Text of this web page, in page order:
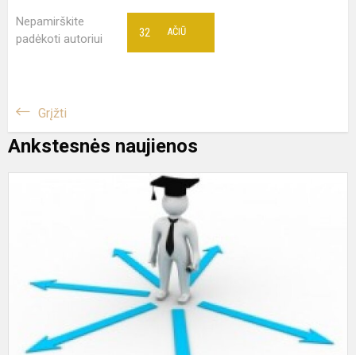
Nepamirškite
padėkoti autoriui
AČIŪ
32
Grįžti
Ankstesnės naujienos